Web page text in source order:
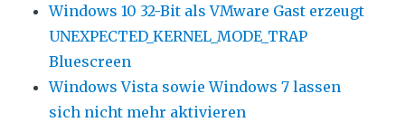
Windows 10 32-Bit als VMware Gast erzeugt
UNEXPECTED_KERNEL_MODE_TRAP
Bluescreen
Windows Vista sowie Windows 7 lassen
sich nicht mehr aktivieren